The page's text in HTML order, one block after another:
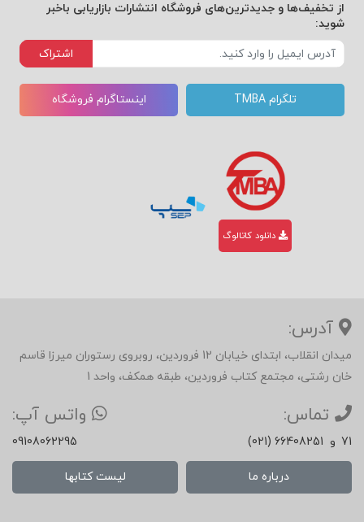
از تخفیف‌ها و جدیدترین‌های فروشگاه انتشارات بازاریابی باخبر
شوید:
اشتراک
تلگرام TMBA اینستاگرام فروشگاه
دانلود کاتالوگ
آدرس:
میدان انقلاب، ابتدای خیابان 12 فروردین، روبروی رستوران میرزا قاسم
خان رشتی، مجتمع کتاب فروردین، طبقه همکف، واحد 1
تماس:
(021) 66408251 و 71
واتس آپ:
09108062295
درباره ما لیست کتابها